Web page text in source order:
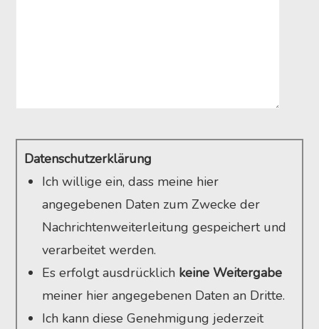
Datenschutzerklärung
Ich willige ein, dass meine hier
angegebenen Daten zum Zwecke der
Nachrichtenweiterleitung gespeichert und
verarbeitet werden.
Es erfolgt ausdrücklich keine Weitergabe
meiner hier angegebenen Daten an Dritte.
Ich kann diese Genehmigung jederzeit